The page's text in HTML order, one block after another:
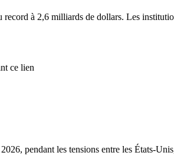
record à 2,6 milliards de dollars. Les
ce lien
pendant les tensions entre les États-